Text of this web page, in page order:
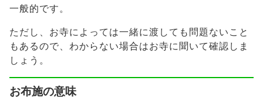
一般的です。
ただし、お寺によっては一緒に渡しても問題ないこと
もあるので、わからない場合はお寺に聞いて確認しま
しょう。
お布施の意味